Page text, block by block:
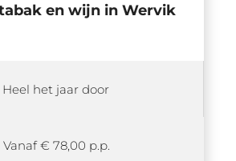
en wijn in Wervik
Heel het jaar door
Vanaf € 78,00 p.p.